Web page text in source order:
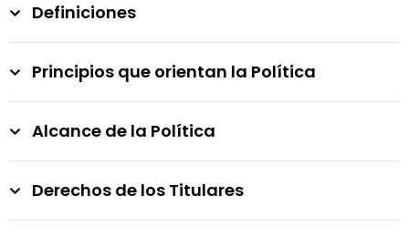
Definiciones
Principios que orientan la Política
Alcance de la Política
Derechos de los Titulares